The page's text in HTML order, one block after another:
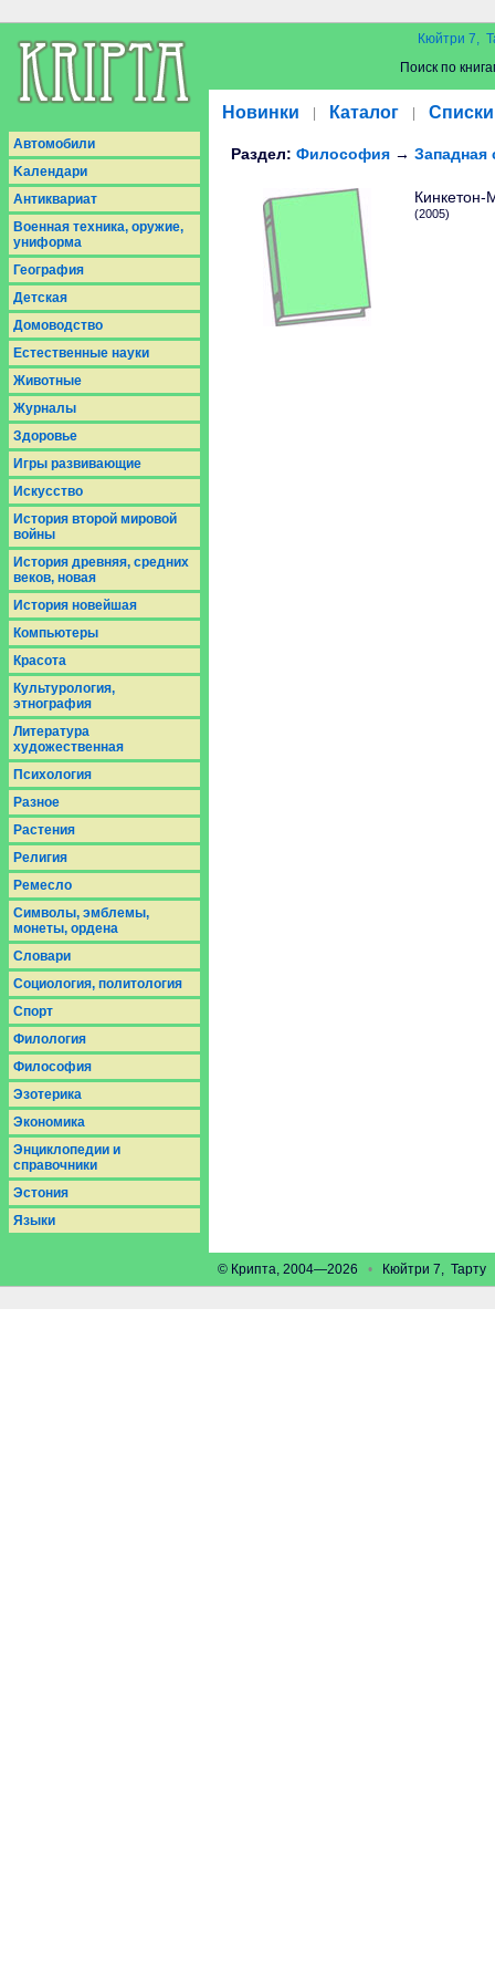
Кюйтри 7,
Поиск по
Новинки Каталог Списки
Aвтомобили
Kалендари
Антиквариат
Военная техника, оружие,
униформа
География
Детская
Домоводство
Естественные науки
Животные
Журналы
Здоровье
Игры развивающие
Искусство
История второй мировой
войны
История древняя, средних
веков, новая
История новейшая
Компьютеры
Красота
Культурология,
этнография
Литература
художественная
Психология
Разное
Растения
Религия
Ремесло
Символы, эмблемы,
монеты, ордена
Словари
Социология, политология
Спорт
Филология
Философия
Эзотерика
Экономика
Энциклопедии и
справочники
Эстония
Языки
Раздел: Философия → Западная
Кинкетон-
(2005)
© Крипта, 2004—2026 • Кюйтри 7, Тарту